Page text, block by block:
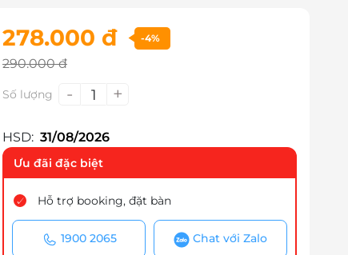
278.000 đ -4%
290.000 đ
Số lượng - 1 +
HSD: 31/08/2026
Ưu đãi đặc biệt
Hỗ trợ booking, đặt bàn
1900 2065 Chat với Zalo